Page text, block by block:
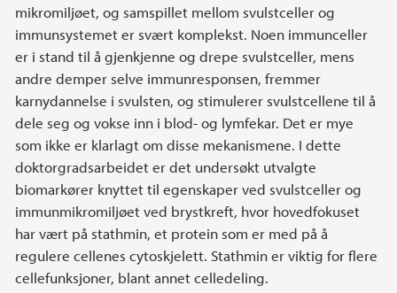
mikromiljøet, og samspillet mellom svulstceller og
immunsystemet er svært komplekst. Noen immunceller
er i stand til å gjenkjenne og drepe svulstceller, mens
andre demper selve immunresponsen, fremmer
karnydannelse i svulsten, og stimulerer svulstcellene til å
dele seg og vokse inn i blod- og lymfekar. Det er mye
som ikke er klarlagt om disse mekanismene. I dette
doktorgradsarbeidet er det undersøkt utvalgte
biomarkører knyttet til egenskaper ved svulstceller og
immunmikromiljøet ved brystkreft, hvor hovedfokuset
har vært på stathmin, et protein som er med på å
regulere cellenes cytoskjelett. Stathmin er viktig for flere
cellefunksjoner, blant annet celledeling.